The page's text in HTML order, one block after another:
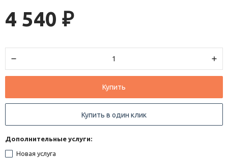
4 540 ₽
Купить
Купить в один клик
Дополнительные услуги:
Новая услуга